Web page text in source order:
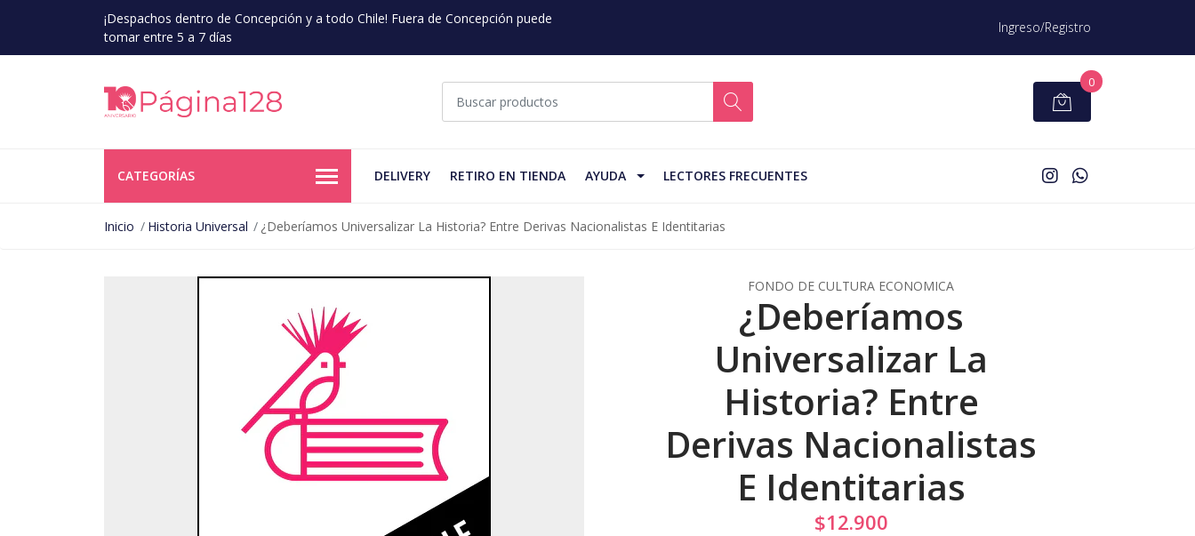
¡Despachos dentro de Concepción y a todo Chile! Fuera de Concepción puede
tomar entre 5 a 7 días
Ingreso/Registro
0
CATEGORÍAS DELIVERY RETIRO EN TIENDA AYUDA LECTORES FRECUENTES
Inicio Historia Universal ¿Deberíamos Universalizar La Historia? Entre Derivas Nacionalistas E Identitarias
FONDO DE CULTURA ECONOMICA
¿Deberíamos
Universalizar La
Historia? Entre
Derivas Nacionalistas
E Identitarias
$12.900